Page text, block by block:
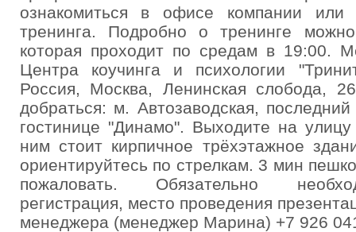
ознакомиться в офисе компании или
тренинга. Подробно о тренинге
которая проходит по средам в 19:00.
Центра коучинга и психологии
Россия, Москва, Ленинская слобода,
добраться: м. Автозаводская,
гостинице "Динамо". Выходите на
ним стоит кирпичное трёхэтажное
ориентируйтесь по стрелкам. 3 мин
пожаловать. Обязательно
регистрация, место проведения
менеджера (менеджер Марина) +7 926